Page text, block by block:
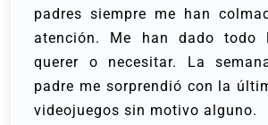
padres siempre me han
atención. Me han dado todo
querer o necesitar. La
padre me sorprendió con la
videojuegos sin motivo alguno.